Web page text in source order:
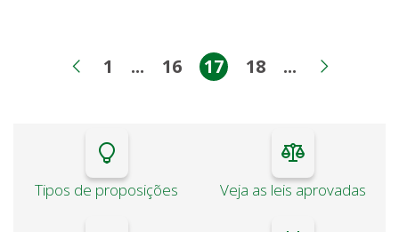
Página anterior
Página
1 ...Páginas intermediárias
Página
16 Página
17 Página
18 ...Páginas
Tipos de proposições Veja as leis aprovadas